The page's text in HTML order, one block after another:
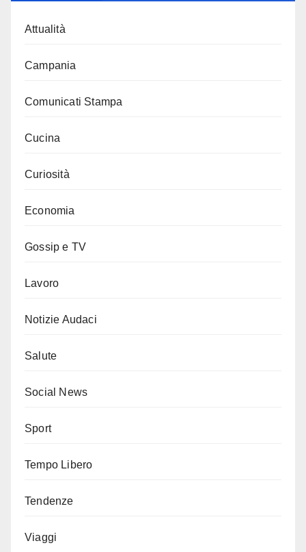
Attualità
Campania
Comunicati Stampa
Cucina
Curiosità
Economia
Gossip e TV
Lavoro
Notizie Audaci
Salute
Social News
Sport
Tempo Libero
Tendenze
Viaggi